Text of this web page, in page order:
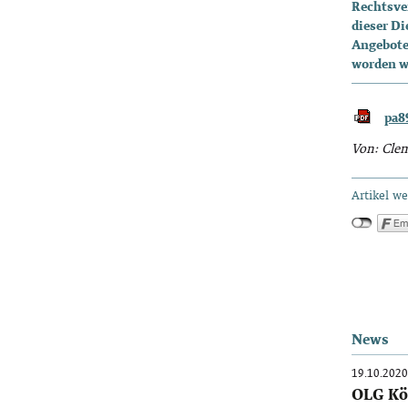
dieser
worden
Von:
Artikel
News
19.10.2020
OLG